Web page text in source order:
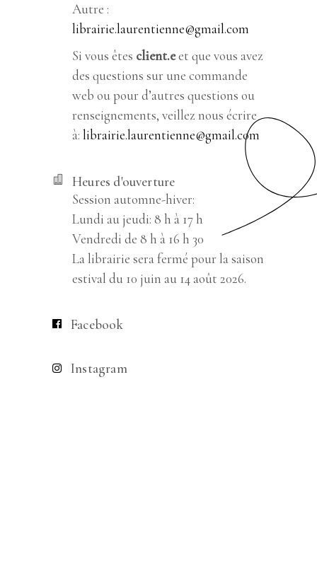
Autre :
librairie.laurentienne@gmail.com
Si vous êtes client.eet que vous avez
des questions sur une commande
web ou pour d’autres questions ou
renseignements, veillez nous écrire
à: librairie.laurentienne@gmail.com
Heures d'ouverture
Session automne-hiver:
Lundi au jeudi: 8 h à 17 h
Vendredi de 8 h à 16 h 30
La librairie sera fermé pour la saison
estival du 10 juin au 14 août 2026.
Facebook
Instagram